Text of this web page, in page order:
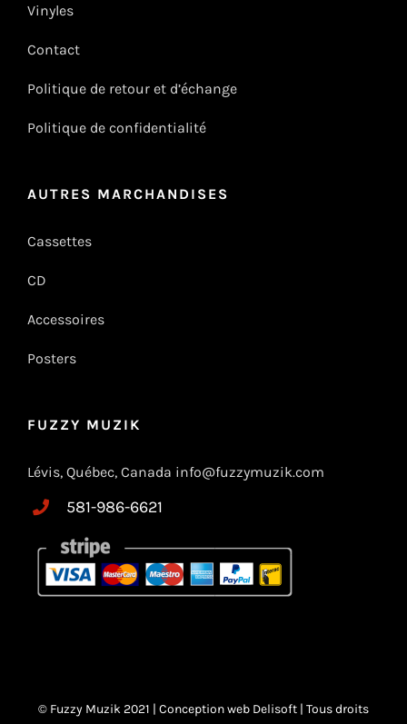
Vinyles
Contact
Politique de retour et d’échange
Politique de confidentialité
AUTRES MARCHANDISES
Cassettes
CD
Accessoires
Posters
FUZZY MUZIK
Lévis, Québec, Canada info@fuzzymuzik.com
581-986-6621
© Fuzzy Muzik 2021 | Conception web Delisoft | Tous droits